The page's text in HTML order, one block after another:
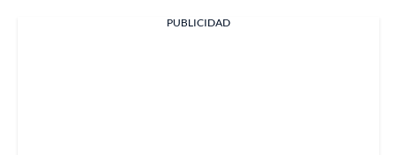
PUBLICIDAD